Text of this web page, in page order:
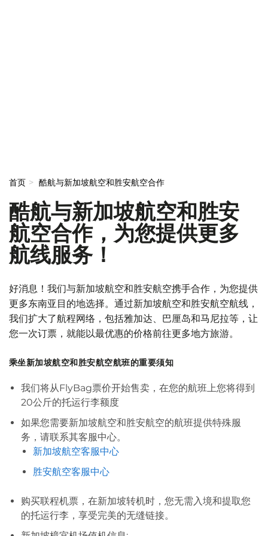
首页 酷航与新加坡航空和胜安航空合作
酷航与新加坡航空和胜安
航空合作，为您提供更多
航线服务！
好消息！我们与新加坡航空和胜安航空携手合作，为您提供
更多东南亚目的地选择。通过新加坡航空和胜安航空航线，
我们扩大了航程网络，包括雅加达、巴厘岛和马尼拉等，让
您一次订票，就能以最优惠的价格前往更多地方旅游。
乘坐新加坡航空和胜安航空航班的重要须知
我们将从FlyBag票价开始售卖，在您的航班上您将得到
20公斤的托运行李额度
如果您需要新加坡航空和胜安航空的航班提供特殊服
务，请联系其客服中心。
新加坡航空客服中心
胜安航空客服中心
购买联程机票，在新加坡转机时，您无需入境和提取您
的托运行李，享受完美的无缝链接。